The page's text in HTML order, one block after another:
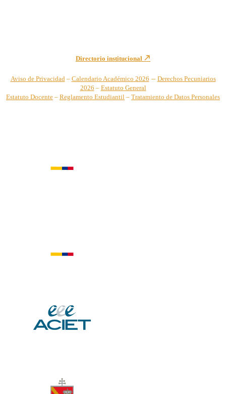
Directorio institucional
Aviso de Privacidad – Calendario Académico 2026 – Derechos Pecuniarios
2026 – Estatuto General
Estatuto Docente – Reglamento Estudiantil – Tratamiento de Datos Personales